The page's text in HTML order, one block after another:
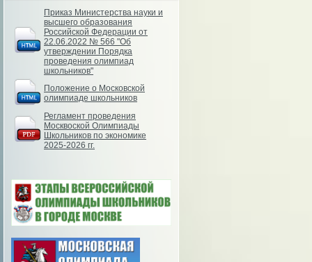
Приказ Министерства науки и
высшего образования
Российской Федерации от
22.06.2022 № 566 "Об
утверждении Порядка
проведения олимпиад
школьников"
Положение о Московской
олимпиаде школьников
Регламент проведения
Москвоской Олимпиады
Школьников по экономике
2025-2026 гг.